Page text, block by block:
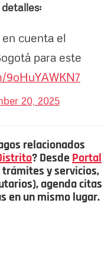
cuenta el
para este
20, 2025
relacionados
? Desde Portal
trámites y servicios,
agenda citas
en un mismo lugar.